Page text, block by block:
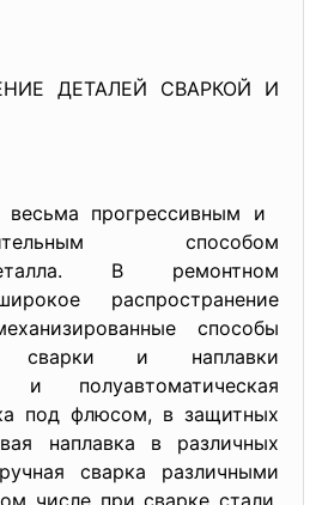
ДЕТАЛЕЙ СВАРКОЙ И
весьма прогрессивным и
способом
В ремонтном
распространение
способы
сварки и наплавки
и полуавтоматическая
под флюсом, в защитных
наплавка в различных
сварка различными
числе при сварке стали,